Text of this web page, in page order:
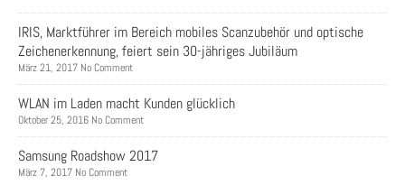
IRIS, Marktführer im Bereich mobiles Scanzubehör und optische
Zeichenerkennung, feiert sein 30-jähriges Jubiläum
März 21, 2017 No Comment
WLAN im Laden macht Kunden glücklich
Oktober 25, 2016 No Comment
Samsung Roadshow 2017
März 7, 2017 No Comment